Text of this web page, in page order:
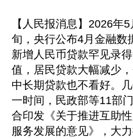
【人民报消息】2026年5
旬，央行公布4月金融数
新增人民币贷款罕见录
值，居民贷款大幅减少
中长期贷款也不看好。几
一时间，民政部等11部
合印发《关于推进互助
服务发展的意见》，大